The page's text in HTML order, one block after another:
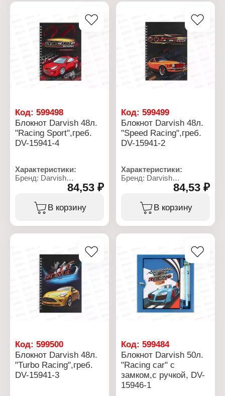
Тип скрепления: книжный
переплет
Скругленные углы: нет
Материал блока: офсет
Плотность бумаги: 80 г/
Цвет внутреннего блока:
Упаковка: в подарочной
15х18х1,7см см
Материал блока: офсет
Материал обложки:
картон
Код: 599498
Блокнот Darvish 48л.
"Racing Sport",греб.
DV-15941-4
Характеристики:
Бренд: Darvish
Артикул: DV-15941-4
Тип товара: Блокнот
Дизайн: "Racing Sport"
Размер: 13х18 см
Материал блока: офсет
Материал обложки:
84,53 ₽
В корзину
Код:599499
Блокнот Darvish 48л.
"Speed Racing",греб.
DV-15941-2
Характеристики:
Бренд: Darvish
Артикул: DV-15941-2
Тип товара: Блокнот
Дизайн: "Speed Racing"
Размер: 13х18 см
Материал блока: офсет
Материал обложки:
84,53 ₽
В корзину
Код: 599500
Блокнот Darvish 48л.
"Turbo Racing",греб.
DV-15941-3
Код:599484
Блокнот Darvish 50л.
"Racing car" с
замком,с ручкой, DV-
15946-1